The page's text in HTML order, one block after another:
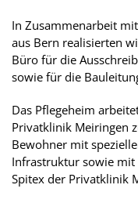
In Zusammenarbeit
aus Bern realisierten
Büro für die
sowie für die
Das Pflegeheim
Privatklinik Meiringen
Bewohner mit
Infrastruktur sowie mit
Spitex der Privatklinik